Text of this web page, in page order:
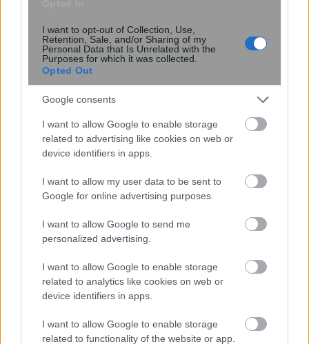
I want to opt-out of Collection, Use,
Retention, Sale, and/or Sharing of my
Personal Data that Is Unrelated with the
Purposes for which it was collected.
Opted Out
Google consents
I want to allow Google to enable storage
related to advertising like cookies on web or
device identifiers in apps.
I want to allow my user data to be sent to
Google for online advertising purposes.
I want to allow Google to send me
personalized advertising.
I want to allow Google to enable storage
related to analytics like cookies on web or
device identifiers in apps.
I want to allow Google to enable storage
related to functionality of the website or app.
Κενό ασφαλείας στο iCloud Private
Relay της Apple μπορεί να
αποκαλύψει την πραγματική